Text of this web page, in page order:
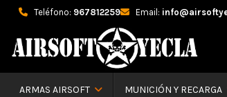
Teléfono: 967812259 Email:
ARMAS AIRSOFT MUNICIÓN Y RECARGA